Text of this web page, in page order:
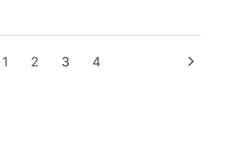
1 2 3 4 keyboard_arrow_right